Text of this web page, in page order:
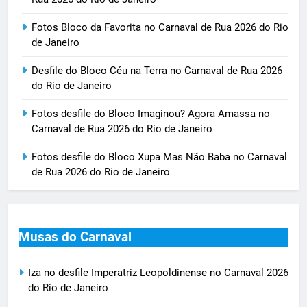
Fotos Bloco da Favorita no Carnaval de Rua 2026 do Rio
de Janeiro
Desfile do Bloco Céu na Terra no Carnaval de Rua 2026
do Rio de Janeiro
Fotos desfile do Bloco Imaginou? Agora Amassa no
Carnaval de Rua 2026 do Rio de Janeiro
Fotos desfile do Bloco Xupa Mas Não Baba no Carnaval
de Rua 2026 do Rio de Janeiro
Musas do Carnaval
Iza no desfile Imperatriz Leopoldinense no Carnaval 2026
do Rio de Janeiro